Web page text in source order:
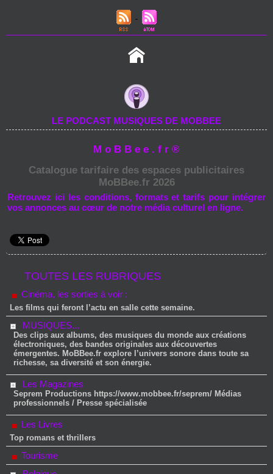
LE PODCAST MUSIQUES DE MOBBEE
M o B B e e . f r ®
Catalogue tarifaire des espaces publicitaires
MoBBee.fr 2026
Retrouvez ici les conditions, formats et tarifs pour intégrer
vos annonces au cœur de notre média culturel en ligne.
TOUTES LES RUBRIQUES
Cinéma, les sorties à voir :
Les films qui feront l’actu en salle cette semaine.
MUSIQUES...
Des clips aux albums, des musiques du monde aux créations
électroniques, des bandes originales aux découvertes
émergentes. MoBBee.fr explore l’univers sonore dans toute sa
richesse, sa diversité et son énergie.
Les Magazines
Seprem Productions https://www.mobbee.fr/seprem/ Médias
professionnels / Presse spécialisée
Les Livres
Top romans et thrillers
Tourisme